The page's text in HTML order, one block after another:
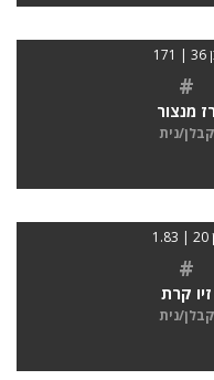
#
רז מנצור
קבלן/נית
#
זיו קרת
קבלן/נית